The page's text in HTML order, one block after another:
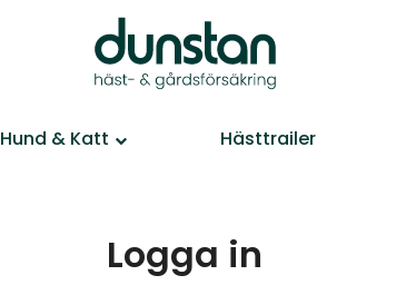
Hund & Katt Hästtrailer
Logga in